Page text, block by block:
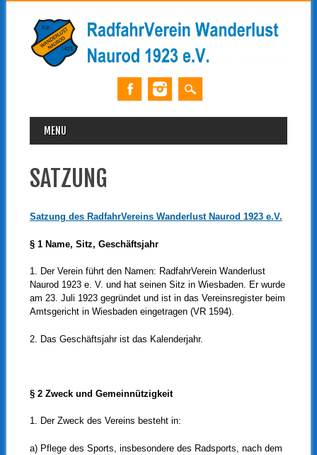
MAIN MENU
MENU
SATZUNG
Satzung des RadfahrVereins Wanderlust Naurod 1923 e.V.
§ 1 Name, Sitz, Geschäftsjahr
1. Der Verein führt den Namen: RadfahrVerein Wanderlust
Naurod 1923 e. V. und hat seinen Sitz in Wiesbaden. Er wurde
am 23. Juli 1923 gegründet und ist in das Vereinsregister beim
Amtsgericht in Wiesbaden eingetragen (VR 1594).
2. Das Geschäftsjahr ist das Kalenderjahr.
§ 2 Zweck und Gemeinnützigkeit
1. Der Zweck des Vereins besteht in:
a) Pflege des Sports, insbesondere des Radsports, nach dem